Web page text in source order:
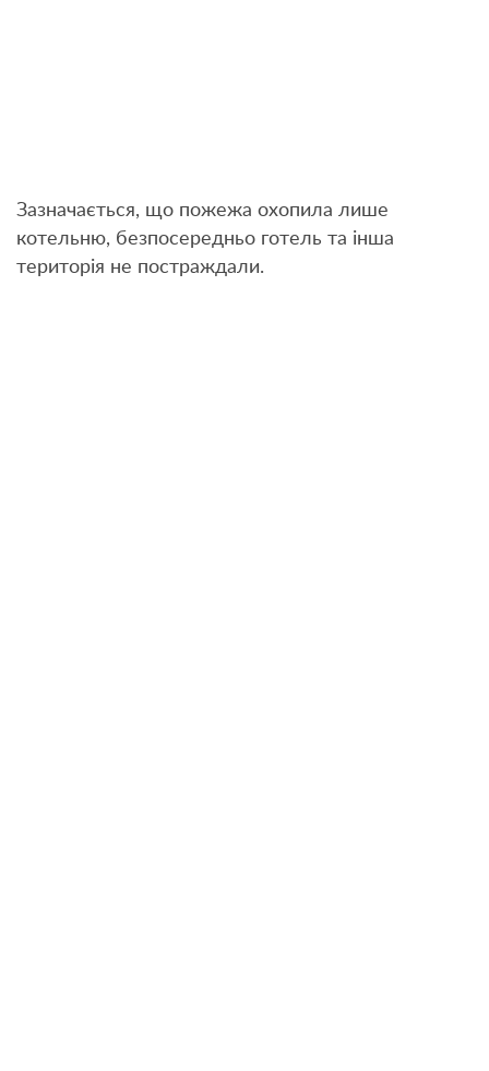
Зазначається, що пожежа охопила лише
котельню, безпосередньо готель та інша
територія не постраждали.